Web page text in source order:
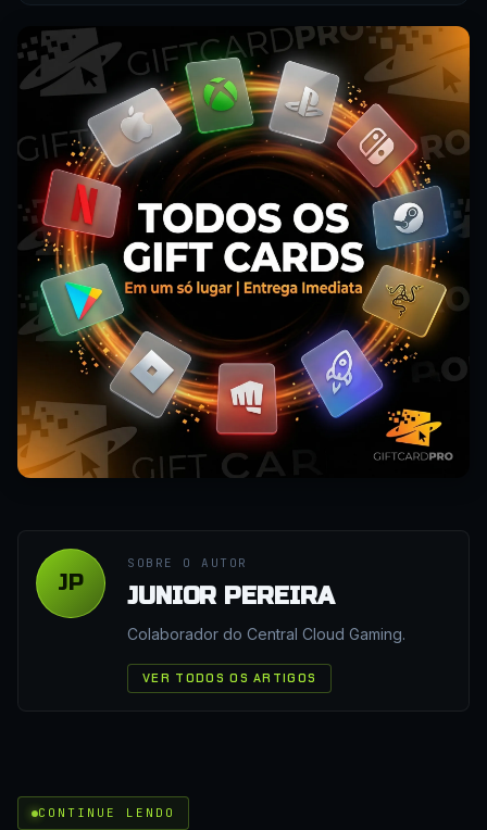
JP
SOBRE O AUTOR
JUNIOR PEREIRA
Colaborador do Central Cloud Gaming.
VER TODOS OS ARTIGOS
CONTINUE LENDO